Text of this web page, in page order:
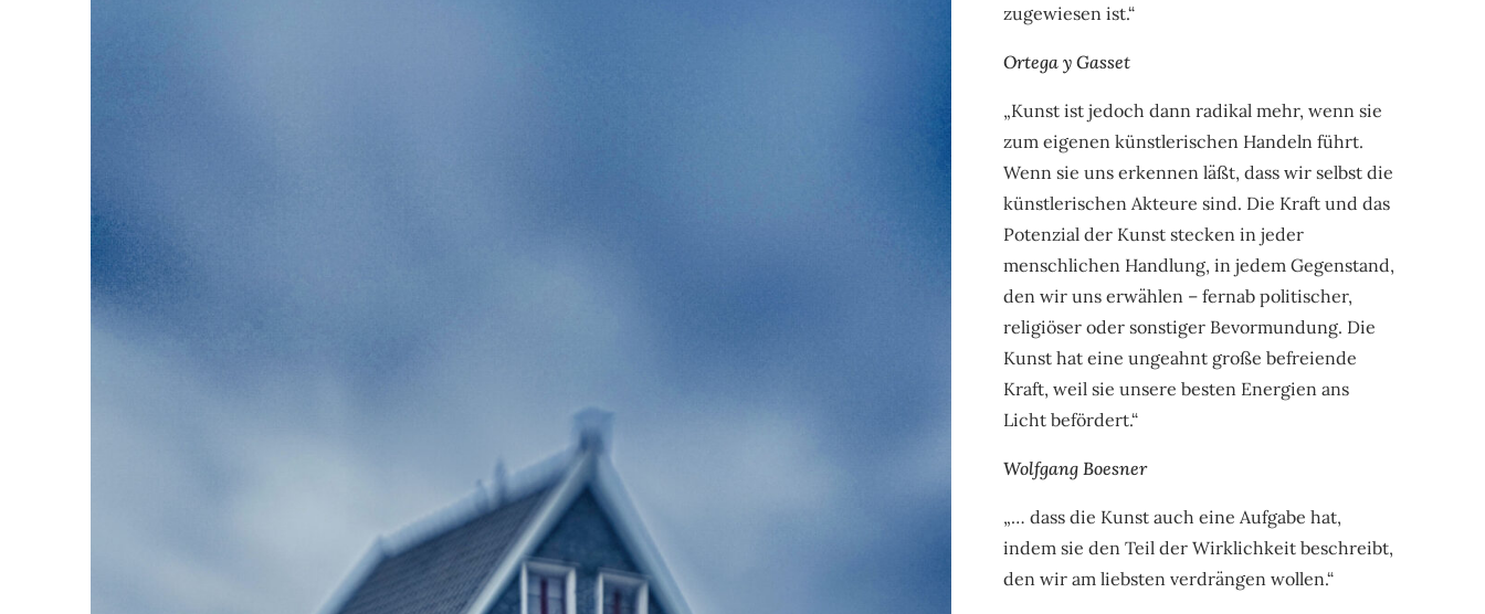
zugewiesen ist.“
Ortega y Gasset
„Kunst ist jedoch dann radikal mehr, wenn sie
zum eigenen künstlerischen Handeln führt.
Wenn sie uns erkennen läßt, dass wir selbst die
künstlerischen Akteure sind. Die Kraft und das
Potenzial der Kunst stecken in jeder
menschlichen Handlung, in jedem Gegenstand,
den wir uns erwählen – fernab politischer,
religiöser oder sonstiger Bevormundung. Die
Kunst hat eine ungeahnt große befreiende
Kraft, weil sie unsere besten Energien ans
Licht befördert.“
Wolfgang Boesner
„… dass die Kunst auch eine Aufgabe hat,
indem sie den Teil der Wirklichkeit beschreibt,
den wir am liebsten verdrängen wollen.“